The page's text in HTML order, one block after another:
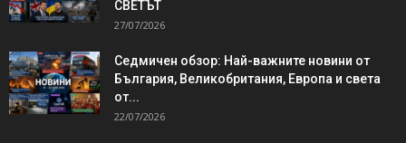
СВЕТЪТ
27/07/2026
Седмичен обзор: Най-важните новини от
България, Великобритания, Европа и света
от...
22/07/2026